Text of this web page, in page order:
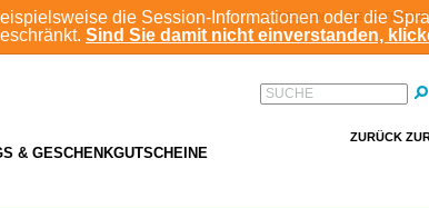
die Session-Informationen oder die
Sind Sie damit nicht einverstanden,
ANMELDEN
& GESCHENKGUTSCHEINE
SUCHE
ZURÜCK